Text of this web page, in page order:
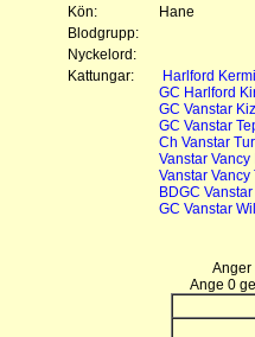
Kön:
Hane
Blodgrupp:
Nyckelord:
Kattungar:
Harlford
GC Harlford
GC Vanstar
GC Vanstar
Ch Vanstar
Vanstar Vancy
Vanstar Vancy
BDGC
GC Vanstar
Anger
Ange 0